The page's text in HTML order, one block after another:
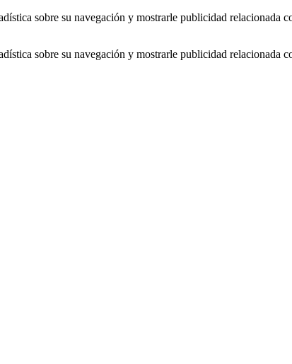
sobre su navegación y mostrarle publicidad relacionada
sobre su navegación y mostrarle publicidad relacionada